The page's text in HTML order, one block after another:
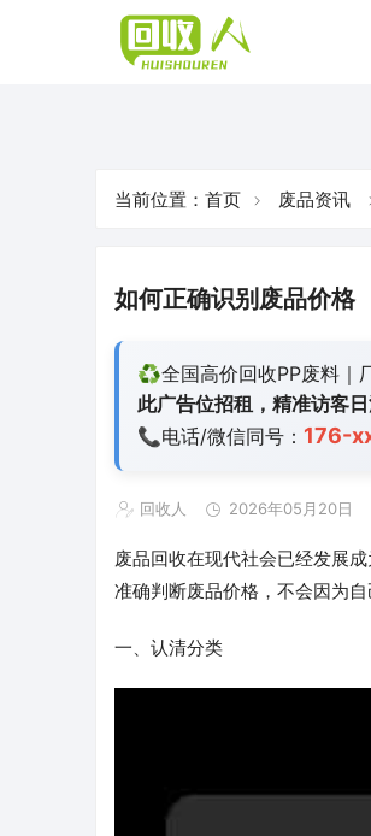
当前位置： 首页 废品资讯
如何正确识别废品价格
♻️全国高价回收PP废料｜
此广告位招租，精准访客
📞电话/微信同号： 176-
回收人 2026年05月20日
废品回收在现代社会已经发展
准确判断废品价格，不会因为
一、认清分类